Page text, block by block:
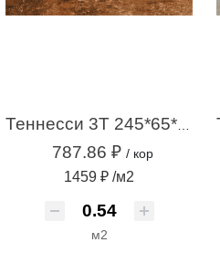
Теннесси 3Т 245*65*7 коричневый (0,54м2 / 34шт)
787.86 ₽ / кор
1459 ₽ /м2
м2